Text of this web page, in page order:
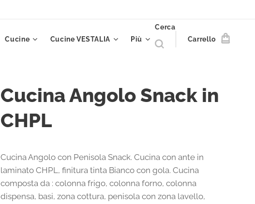
Cucine Cucine VESTALIA Più
Cerca
Carrello
Cucina Angolo Snack in
CHPL
Cucina Angolo con Penisola Snack. Cucina con ante in
laminato CHPL, finitura tinta Bianco con gola. Cucina
composta da : colonna frigo, colonna forno, colonna
dispensa, basi, zona cottura, penisola con zona lavello,